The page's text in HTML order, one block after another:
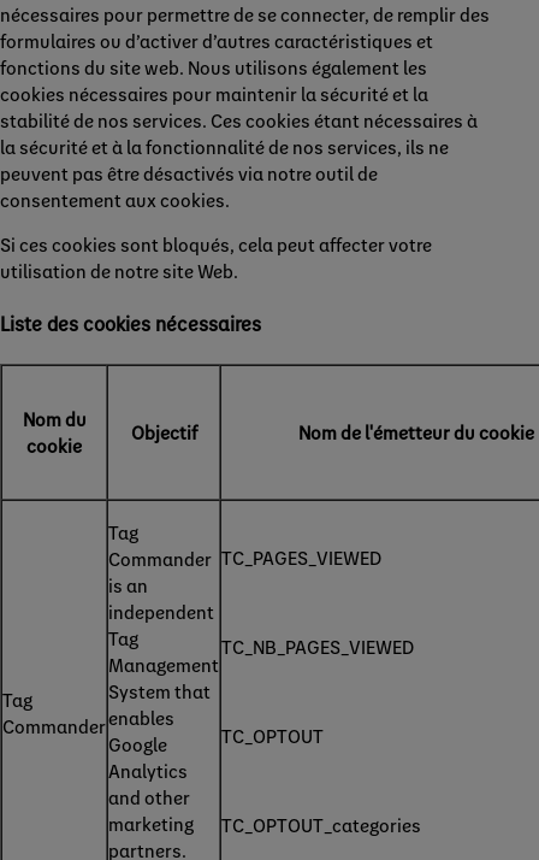
nécessaires pour permettre de se connecter, de remplir des
formulaires ou d’activer d’autres caractéristiques et
fonctions du site web. Nous utilisons également les
cookies nécessaires pour maintenir la sécurité et la
stabilité de nos services. Ces cookies étant nécessaires à
la sécurité et à la fonctionnalité de nos services, ils ne
peuvent pas être désactivés via notre outil de
consentement aux cookies.
Si ces cookies sont bloqués, cela peut affecter votre
utilisation de notre site Web.
Liste des cookies nécessaires
Nom du
cookie
Objectif Nom de l'émetteur du cookie
Tag
Commander
Tag
Commander
is an
independent
Tag
Management
System that
enables
Google
Analytics
and other
marketing
partners.
TC_PAGES_VIEWED
TC_NB_PAGES_VIEWED
TC_OPTOUT
TC_OPTOUT_categories